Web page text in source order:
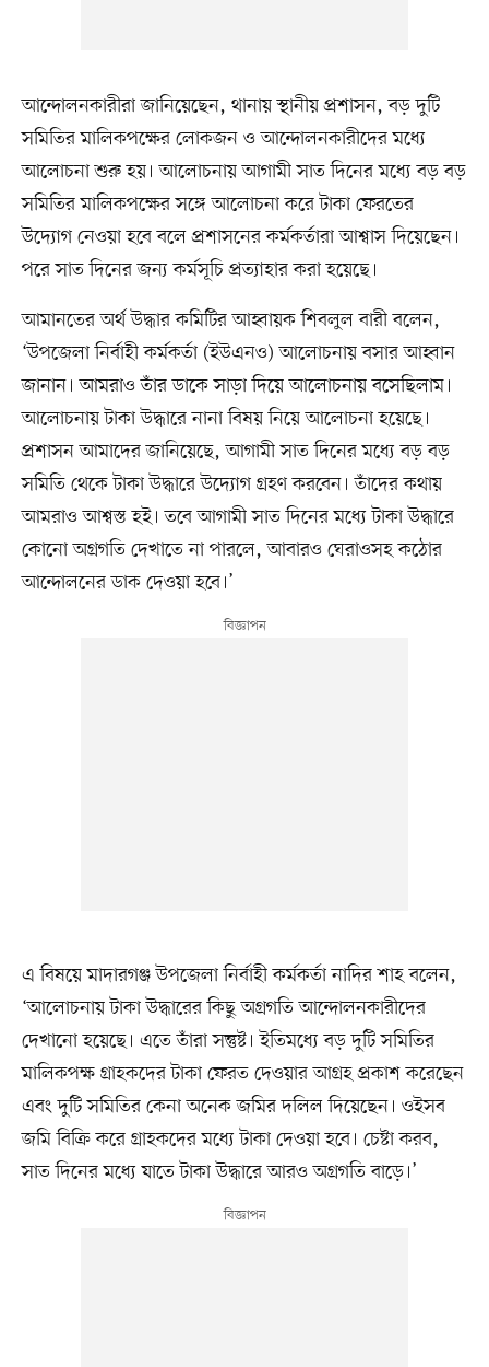
আন্দোলনকারীরা জানিয়েছেন, থানায় স্থানীয় প্রশাসন, বড় দুটি
সমিতির মালিকপক্ষের লোকজন ও আন্দোলনকারীদের মধ্যে
আলোচনা শুরু হয়। আলোচনায় আগামী সাত দিনের মধ্যে বড় বড়
সমিতির মালিকপক্ষের সঙ্গে আলোচনা করে টাকা ফেরতের
উদ্যোগ নেওয়া হবে বলে প্রশাসনের কর্মকর্তারা আশ্বাস দিয়েছেন।
পরে সাত দিনের জন্য কর্মসূচি প্রত্যাহার করা হয়েছে।
আমানতের অর্থ উদ্ধার কমিটির আহ্বায়ক শিবলুল বারী বলেন,
‘উপজেলা নির্বাহী কর্মকর্তা (ইউএনও) আলোচনায় বসার আহ্বান
জানান। আমরাও তাঁর ডাকে সাড়া দিয়ে আলোচনায় বসেছিলাম।
আলোচনায় টাকা উদ্ধারে নানা বিষয় নিয়ে আলোচনা হয়েছে।
প্রশাসন আমাদের জানিয়েছে, আগামী সাত দিনের মধ্যে বড় বড়
সমিতি থেকে টাকা উদ্ধারে উদ্যোগ গ্রহণ করবেন। তাঁদের কথায়
আমরাও আশ্বস্ত হই। তবে আগামী সাত দিনের মধ্যে টাকা উদ্ধারে
কোনো অগ্রগতি দেখাতে না পারলে, আবারও ঘেরাওসহ কঠোর
আন্দোলনের ডাক দেওয়া হবে।’
এ বিষয়ে মাদারগঞ্জ উপজেলা নির্বাহী কর্মকর্তা নাদির শাহ বলেন,
‘আলোচনায় টাকা উদ্ধারের কিছু অগ্রগতি আন্দোলনকারীদের
দেখানো হয়েছে। এতে তাঁরা সন্তুষ্ট। ইতিমধ্যে বড় দুটি সমিতির
মালিকপক্ষ গ্রাহকদের টাকা ফেরত দেওয়ার আগ্রহ প্রকাশ করেছেন
এবং দুটি সমিতির কেনা অনেক জমির দলিল দিয়েছেন। ওইসব
জমি বিক্রি করে গ্রাহকদের মধ্যে টাকা দেওয়া হবে। চেষ্টা করব,
সাত দিনের মধ্যে যাতে টাকা উদ্ধারে আরও অগ্রগতি বাড়ে।’